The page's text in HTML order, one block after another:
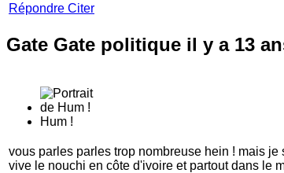
Répondre Citer
Gate Gate politique il y a 13
Hum !
vous parles parles trop nombreuse hein ! mais
vive le nouchi en côte d'ivoire et partout dans le